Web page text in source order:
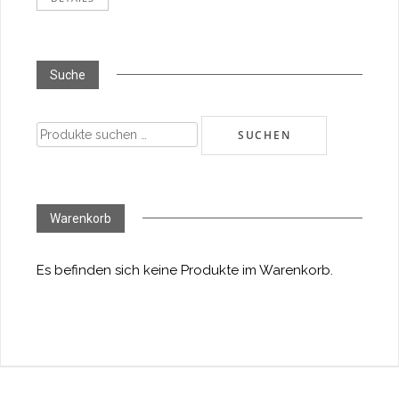
Suche
Suchen
nach:
SUCHEN
Warenkorb
Es befinden sich keine Produkte im Warenkorb.